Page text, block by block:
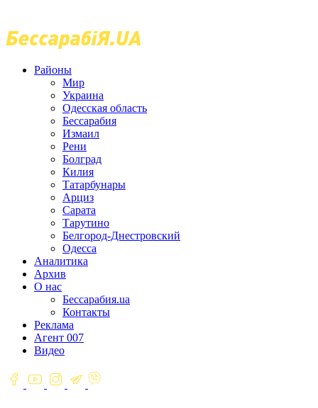
Районы
Мир
Украина
Одесская область
Бессарабия
Измаил
Рени
Болград
Килия
Татарбунары
Арциз
Сарата
Тарутино
Белгород-Днестровский
Одесса
Аналитика
Архив
О нас
Бессарабия.ua
Контакты
Реклама
Агент 007
Видео